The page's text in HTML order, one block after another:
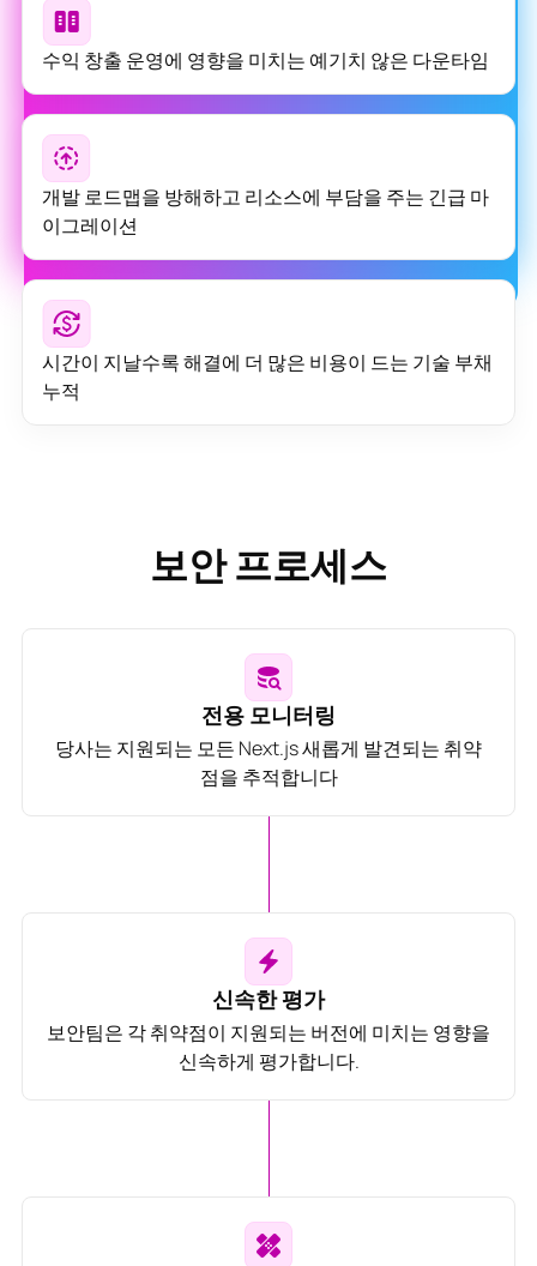
수익 창출 운영에 영향을 미치는 예기치 않은 다운타임
개발 로드맵을 방해하고 리소스에 부담을 주는 긴급 마
이그레이션
시간이 지날수록 해결에 더 많은 비용이 드는 기술 부채
누적
보안 프로세스
전용 모니터링
당사는 지원되는 모든 Next.js 새롭게 발견되는 취약
점을 추적합니다
신속한 평가
보안팀은 각 취약점이 지원되는 버전에 미치는 영향을
신속하게 평가합니다.